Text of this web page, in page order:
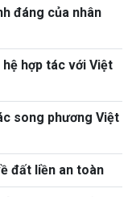
đáng của nhân
hợp tác với Việt
song phương Việt
đất liền an toàn